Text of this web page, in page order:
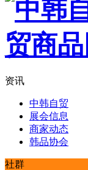
资讯
中韩自贸
展会信息
商家动态
韩品协会
社群